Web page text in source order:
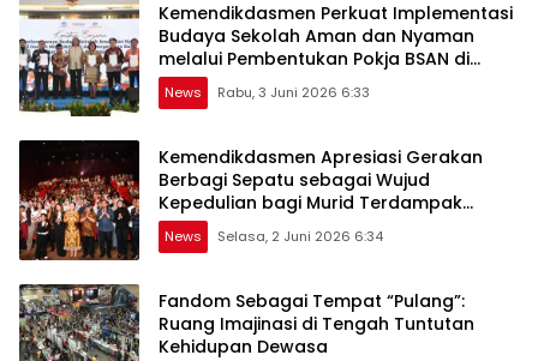
Kemendikdasmen Perkuat Implementasi
Budaya Sekolah Aman dan Nyaman
melalui Pembentukan Pokja BSAN di
Daerah
News Rabu, 3 Juni 2026 6:33
Kemendikdasmen Apresiasi Gerakan
Berbagi Sepatu sebagai Wujud
Kepedulian bagi Murid Terdampak
Bencana
News Selasa, 2 Juni 2026 6:34
Fandom Sebagai Tempat “Pulang”:
Ruang Imajinasi di Tengah Tuntutan
Kehidupan Dewasa